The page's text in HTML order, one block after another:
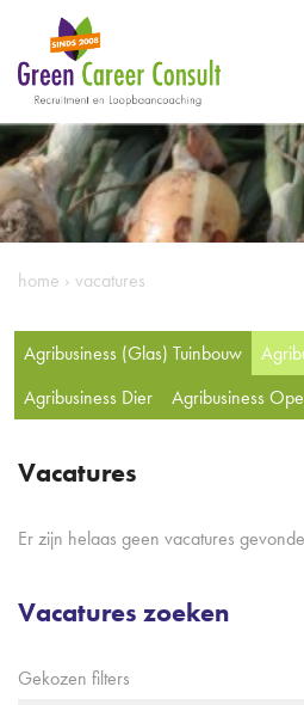
home › vacatures
Agribusiness (Glas) Tuinbouw
Agribusiness Dier
Agribusiness
Vacatures
Er zijn helaas geen vacatures
Vacatures zoeken
Gekozen filters